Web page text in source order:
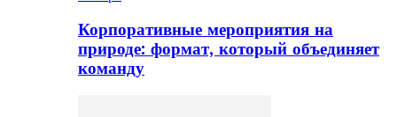
Корпоративные мероприятия на
природе: формат, который объединяет
команду